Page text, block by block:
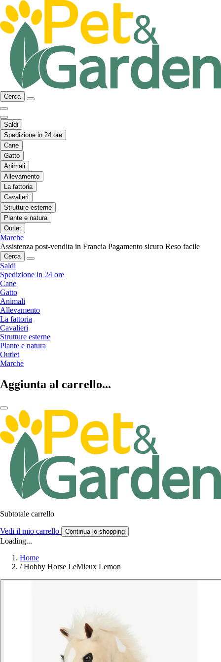
Cerca
Saldi
Spedizione in 24 ore
Cane
Gatto
Animali
Allevamento
La fattoria
Cavalieri
Strutture esterne
Piante e natura
Outlet
Marche
Assistenza post-vendita in Francia Pagamento sicuro Reso facile
Cerca
Saldi
Spedizione in 24 ore
Cane
Gatto
Animali
Allevamento
La fattoria
Cavalieri
Strutture esterne
Piante e natura
Outlet
Marche
Aggiunta al carrello...
Subtotale carrello
Vedi il mio carrello Continua lo shopping
Loading...
Home
/ Hobby Horse LeMieux Lemon